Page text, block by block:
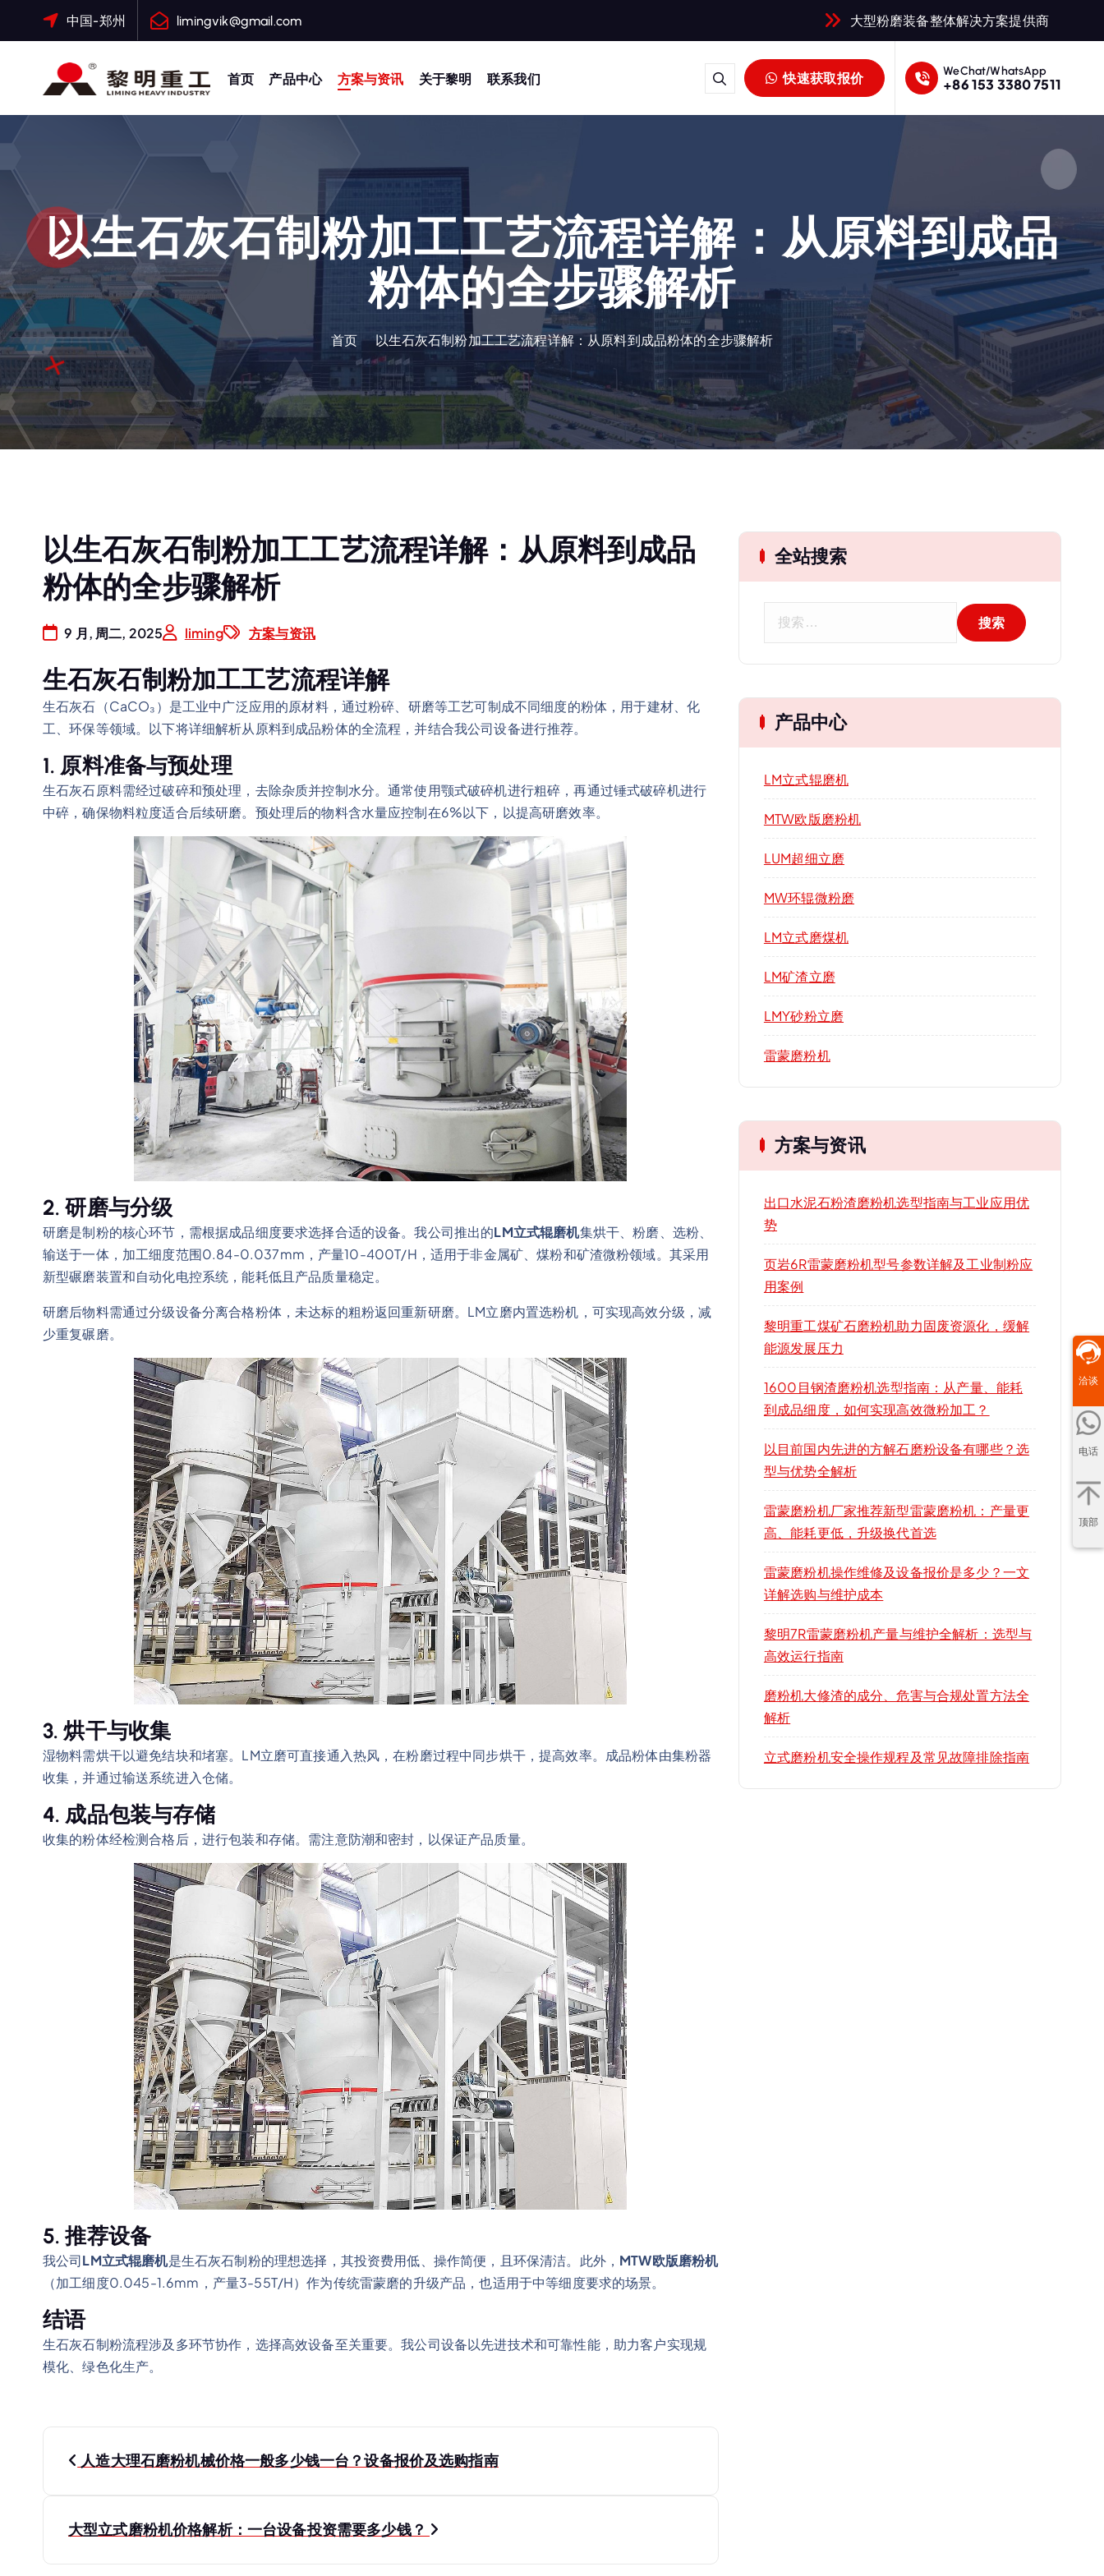
中国-郑州 limingvik@gmail.com 大型粉磨装备整体解决方案提供商
大修渣磨粉机，矿渣立磨
首页 产品中心 方案与资讯 关于黎明 联系我们 快速获取报价 WeChat/WhatsApp
+86 153 3380 7511
以生石灰石制粉加工工艺流程详解：从原料到成品
粉体的全步骤解析
首页 以生石灰石制粉加工工艺流程详解：从原料到成品粉体的全步骤解析
以生石灰石制粉加工工艺流程详解：从原料到成品
粉体的全步骤解析
9 月, 周二, 2025 liming 方案与资讯
生石灰石制粉加工工艺流程详解
生石灰石（CaCO₃）是工业中广泛应用的原材料，通过粉碎、研磨等工艺可制成不同细度的粉体，用于建材、化
工、环保等领域。以下将详细解析从原料到成品粉体的全流程，并结合我公司设备进行推荐。
1. 原料准备与预处理
生石灰石原料需经过破碎和预处理，去除杂质并控制水分。通常使用颚式破碎机进行粗碎，再通过锤式破碎机进行
中碎，确保物料粒度适合后续研磨。预处理后的物料含水量应控制在6%以下，以提高研磨效率。
2. 研磨与分级
研磨是制粉的核心环节，需根据成品细度要求选择合适的设备。我公司推出的LM立式辊磨机集烘干、粉磨、选粉、
输送于一体，加工细度范围0.84-0.037mm，产量10-400T/H，适用于非金属矿、煤粉和矿渣微粉领域。其采用
新型碾磨装置和自动化电控系统，能耗低且产品质量稳定。
研磨后物料需通过分级设备分离合格粉体，未达标的粗粉返回重新研磨。LM立磨内置选粉机，可实现高效分级，减
少重复碾磨。
3. 烘干与收集
湿物料需烘干以避免结块和堵塞。LM立磨可直接通入热风，在粉磨过程中同步烘干，提高效率。成品粉体由集粉器
收集，并通过输送系统进入仓储。
4. 成品包装与存储
收集的粉体经检测合格后，进行包装和存储。需注意防潮和密封，以保证产品质量。
5. 推荐设备
我公司LM立式辊磨机是生石灰石制粉的理想选择，其投资费用低、操作简便，且环保清洁。此外， MTW欧版磨粉机
（加工细度0.045-1.6mm，产量3-55T/H）作为传统雷蒙磨的升级产品，也适用于中等细度要求的场景。
结语
生石灰石制粉流程涉及多环节协作，选择高效设备至关重要。我公司设备以先进技术和可靠性能，助力客户实现规
模化、绿色化生产。
文
导
人造大理石磨粉机械价格一般多少钱一台？设备报价及选购指南
大型立式磨粉机价格解析：一台设备投资需要多少钱？
全站搜索
产品中心
LM立式辊磨机
MTW欧版磨粉机
LUM超细立磨
MW环辊微粉磨
LM立式磨煤机
LM矿渣立磨
LMY砂粉立磨
雷蒙磨粉机
方案与资讯
出口水泥石粉渣磨粉机选型指南与工业应用优
势
页岩6R雷蒙磨粉机型号参数详解及工业制粉应
用案例
黎明重工煤矿石磨粉机助力固废资源化，缓解
能源发展压力
1600目钢渣磨粉机选型指南：从产量、能耗
到成品细度，如何实现高效微粉加工？
以目前国内先进的方解石磨粉设备有哪些？选
型与优势全解析
雷蒙磨粉机厂家推荐新型雷蒙磨粉机：产量更
高、能耗更低，升级换代首选
雷蒙磨粉机操作维修及设备报价是多少？一文
详解选购与维护成本
黎明7R雷蒙磨粉机产量与维护全解析：选型与
高效运行指南
磨粉机大修渣的成分、危害与合规处置方法全
解析
立式磨粉机安全操作规程及常见故障排除指南
洽谈
电话
顶部